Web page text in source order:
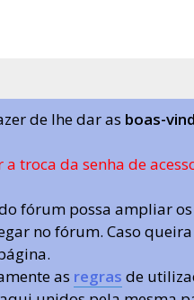
de lhe dar as boas-
a troca da senha de
fórum possa ampliar
no fórum. Caso
as regras de